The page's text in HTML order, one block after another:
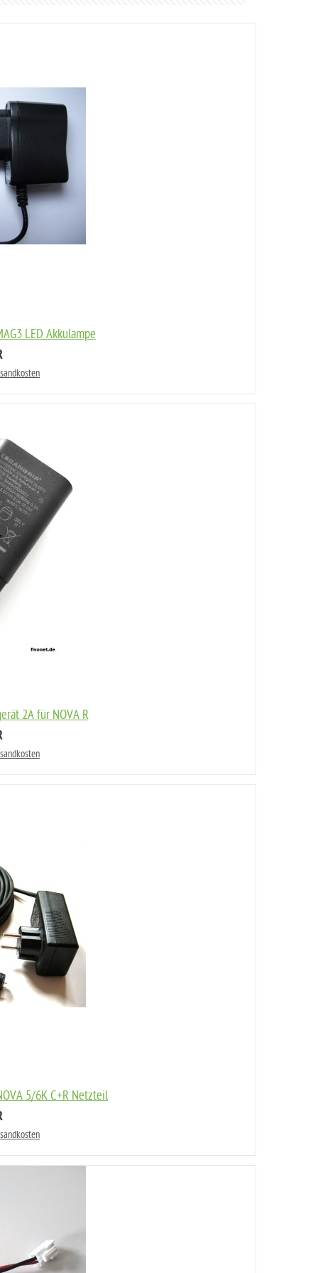
LED Akkulampe
2A für NOVA R
5/6K C+R Netzteil